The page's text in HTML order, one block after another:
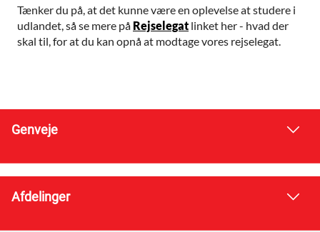
Tænker du på, at det kunne være en oplevelse at studere i
udlandet, så se mere på Rejselegat linket her - hvad der
skal til, for at du kan opnå at modtage vores rejselegat.
Genveje
Afdelinger